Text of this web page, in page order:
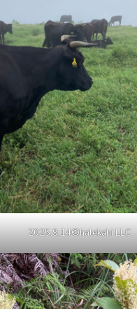
2025.9.14©halekahi LLC